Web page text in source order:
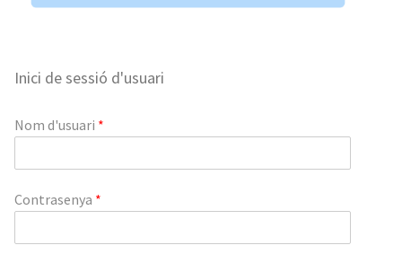
Inici de sessió d'usuari
Nom d'usuari *
Contrasenya *